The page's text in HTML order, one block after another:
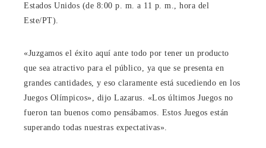
Estados Unidos (de 8:00 p. m. a 11 p. m., hora del
Este/PT).
«Juzgamos el éxito aquí ante todo por tener un producto
que sea atractivo para el público, ya que se presenta en
grandes cantidades, y eso claramente está sucediendo en los
Juegos Olímpicos», dijo Lazarus. «Los últimos Juegos no
fueron tan buenos como pensábamos. Estos Juegos están
superando todas nuestras expectativas».